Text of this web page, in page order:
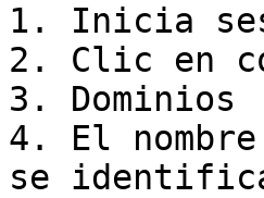
1. Inicia
2. Clic en
3. Dominios
4. El
se